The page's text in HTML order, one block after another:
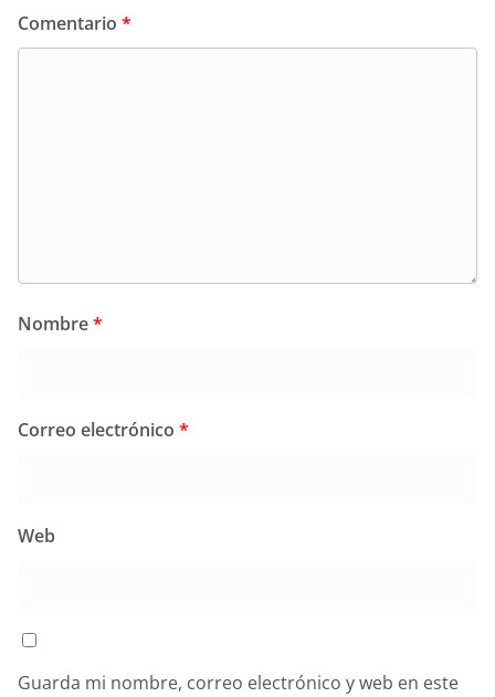
Comentario *
Nombre*
Correo electrónico *
Web
Guarda mi nombre, correo electrónico y web en este